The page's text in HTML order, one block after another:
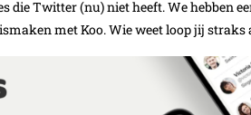
die Twitter (nu) niet heeft. We hebben
met Koo. Wie weet loop jij straks